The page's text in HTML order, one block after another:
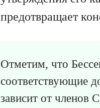
предотвращает
Отметим, что
соответствующие
зависит от членов